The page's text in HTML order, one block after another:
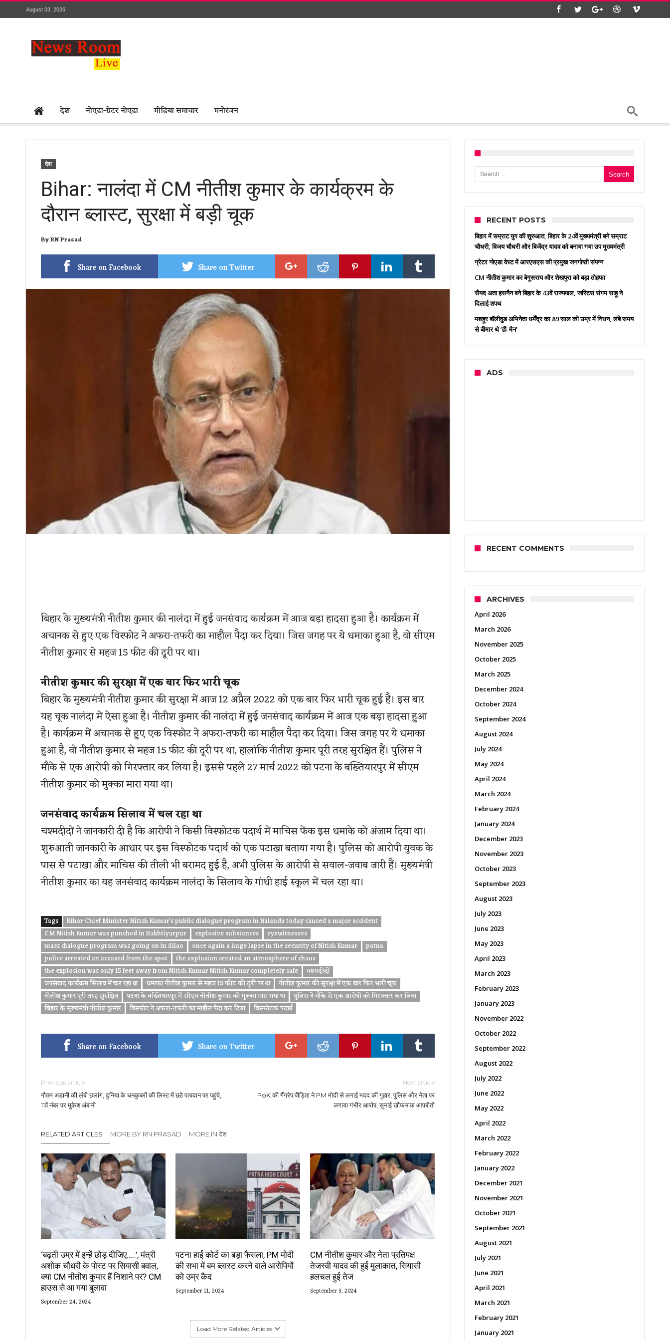
August 03, 2026
देश नोएडा-ग्रेटर नोएडा मीडिया समाचार मनोरंजन
देश
Bihar: नालंदा में CM नीतीश कुमार के कार्यक्रम के
दौरान ब्लास्ट, सुरक्षा में बड़ी चूक
ByRN Prasad
Share on Facebook Share on Twitter
बिहार के मुख्यमंत्री नीतीश कुमार की नालंदा में हुई जनसंवाद कार्यक्रम में आज बड़ा हादसा हुआ है। कार्यक्रम में
अचानक से हुए एक विस्फोट ने अफरा-तफरी का माहौल पैदा कर दिया। जिस जगह पर ये धमाका हुआ है, वो सीएम
नीतीश कुमार से महज 15 फीट की दूरी पर था।
नीतीश कुमार की सुरक्षा में एक बार फिर भारी चूक
बिहार के मुख्यमंत्री नीतीश कुमार की सुरक्षा में आज 12 अप्रैल 2022 को एक बार फिर भारी चूक हुई है। इस बार
यह चूक नालंदा में ऐसा हुआ है। नीतीश कुमार की नालंदा में हुई जनसंवाद कार्यक्रम में आज एक बड़ा हादसा हुआ
है। कार्यक्रम में अचानक से हुए एक विस्फोट ने अफरा-तफरी का माहौल पैदा कर दिया। जिस जगह पर ये धमाका
हुआ है, वो नीतीश कुमार से महज 15 फीट की दूरी पर था, हालांकि नीतीश कुमार पूरी तरह सुरक्षित हैं। पुलिस ने
मौके से एक आरोपी को गिरफ्तार कर लिया है। इससे पहले 27 मार्च 2022 को पटना के बख्तियारपुर में सीएम
नीतीश कुमार को मुक्का मारा गया था।
जनसंवाद कार्यक्रम सिलाव में चल रहा था
चश्मदीदों ने जानकारी दी है कि आरोपी ने किसी विस्फोटक पदार्थ में माचिस फेंक इस धमाके को अंजाम दिया था।
शुरुआती जानकारी के आधार पर इस विस्फोटक पदार्थ को एक पटाखा बताया गया है। पुलिस को आरोपी युवक के
पास से पटाखा और माचिस की तीली भी बरामद हुई है, अभी पुलिस के आरोपी से सवाल-जवाब जारी हैं। मुख्यमंत्री
नीतीश कुमार का यह जनसंवाद कार्यक्रम नालंदा के सिलाव के गांधी हाई स्कूल में चल रहा था।
Tags
Bihar Chief Minister Nitish Kumar's public dialogue program in Nalanda today caused a major accident
CM Nitish Kumar was punched in Bakhtiyarpur
explosive substances
eyewitnesses
mass dialogue program was going on in Silao
once again a huge lapse in the security of Nitish Kumar
patna
police arrested an accused from the spot
the explosion created an atmosphere of chaos
the explosion was only 15 feet away from Nitish Kumar Nitish Kumar completely safe
चश्मदीदों
जनसंवाद कार्यक्रम सिलाव में चल रहा था
धमाका नीतीश कुमार से महज 15 फीट की दूरी पर था
नीतीश कुमार की सुरक्षा में एक बार फिर भारी चूक
नीतीश कुमार पूरी तरह सुरक्षित
पटना के बख्तियारपुर में सीएम नीतीश कुमार को मुक्का मारा गया था
पुलिस ने मौके से एक आरोपी को गिरफ्तार कर लिया
बिहार के मुख्यमंत्री नीतीश कुमार
विस्फोट ने अफरा-तफरी का माहौल पैदा कर दिया विस्फोटक पदार्थ
Share on Facebook Share on Twitter
Previous article
गौतम अडानी की लंबी छलांग, दुनिया के धनकुबरों की लिस्ट में छठे पायदान पर पहुंचे,
11वें नंबर पर मुकेश अंबानी
Next article
PoK की गैंगरेप पीड़िता ने PM मोदी से लगाई मदद की गुहार, पुलिस और नेता पर
लगाया गंभीर आरोप, सुनाई खौफनाक आपबीती
RELATED ARTICLES MORE BY RN PRASAD MORE IN देश
‘बढ़ती उम्र में इन्हें छोड़ दीजिए…..’, मंत्री
अशोक चौधरी के पोस्ट पर सियासी बवाल,
क्या CM नीतीश कुमार हैं निशाने पर? CM
हाउस से आ गया बुलावा
September 24, 2024
पटना हाई कोर्ट का बड़ा फैसला, PM मोदी
की सभा में बम ब्लास्ट करने वाले आरोपियों
को उम्र कैद
September 11, 2024
CM नीतीश कुमार और नेता प्रतिपक्ष
तेजस्वी यादव की हुई मुलाकात, सियासी
हलचल हुई तेज
September 3, 2024
Load More Related Articles
Search for:
RECENT POSTS
बिहार में सम्राट युग की शुरुआत, बिहार के 24वें मुख्यमंत्री बने सम्राट
चौधरी, विजय चौधरी और बिजेंद्र यादव को बनाया गया उप मुख्यमंत्री
ग्रेटर नोएडा वेस्ट में आरएसएस की प्रमुख जनगोष्ठी संपन्न
CM नीतीश कुमार का बेगूसराय और शेखपुरा को बड़ा तोहफा
सैयद अता हसनैन बने बिहार के 43वें राज्यपाल, जस्टिस संगम साहू ने
दिलाई शपथ
मशहूर बॉलीवुड अभिनेता धर्मेंद्र का 89 साल की उम्र में निधन, लंबे समय
से बीमार थे ‘ही-मैन’
ADS
RECENT COMMENTS
ARCHIVES
April 2026
March 2026
November 2025
October 2025
March 2025
December 2024
October 2024
September 2024
August 2024
July 2024
May 2024
April 2024
March 2024
February 2024
January 2024
December 2023
November 2023
October 2023
September 2023
August 2023
July 2023
June 2023
May 2023
April 2023
March 2023
February 2023
January 2023
November 2022
October 2022
September 2022
August 2022
July 2022
June 2022
May 2022
April 2022
March 2022
February 2022
January 2022
December 2021
November 2021
October 2021
September 2021
August 2021
July 2021
June 2021
April 2021
March 2021
February 2021
January 2021